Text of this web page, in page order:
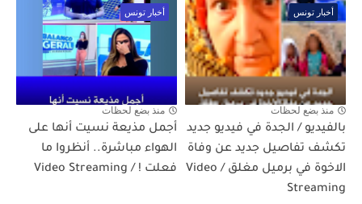
أخبار تونس
منذ بضع لحظات
بالفيديو / الجدة في فيديو جديد
تكشف تفاصيل جديد عن وفاة
الاخوة في برميل مغلق / Video
Streaming
أخبار تونس
منذ بضع لحظات
أجمل مذيعة نسيت أنها على
الهواء مباشرة.. أنظروا ما
فعلت ! / Video Streaming